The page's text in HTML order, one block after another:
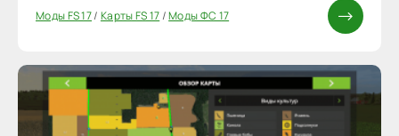
Моды FS 17/ Карты FS 17/Моды ФС 17